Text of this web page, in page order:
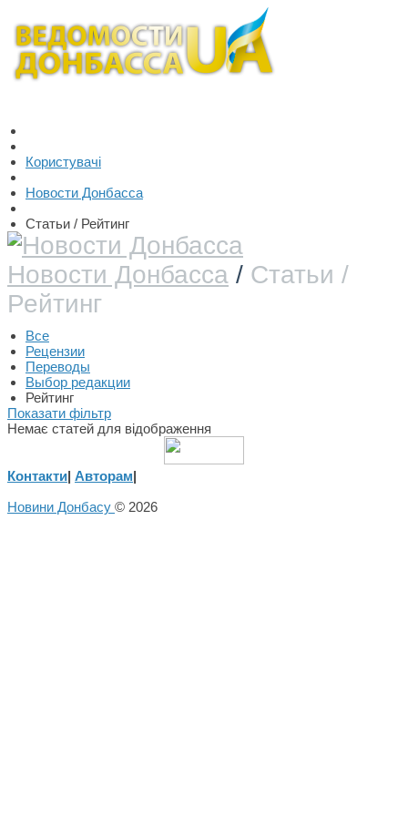
Користувачі
Новости Донбасса
Статьи / Рейтинг
Новости Донбасса / Статьи /
Рейтинг
Все
Рецензии
Переводы
Выбор редакции
Рейтинг
Показати фільтр
Немає статей для відображення
Контакти| Авторам|
Новини Донбасу © 2026